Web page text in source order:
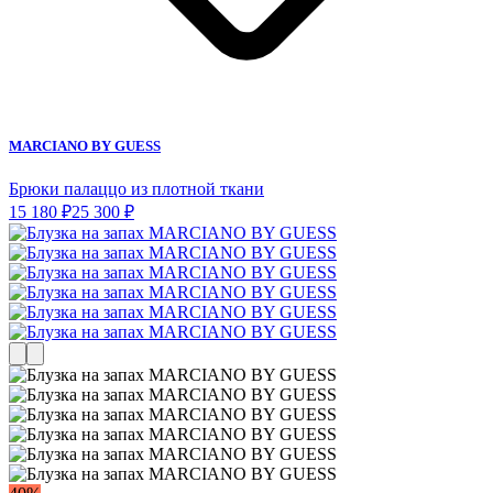
MARCIANO BY GUESS
Брюки палаццо из плотной ткани
15 180 ₽25 300 ₽